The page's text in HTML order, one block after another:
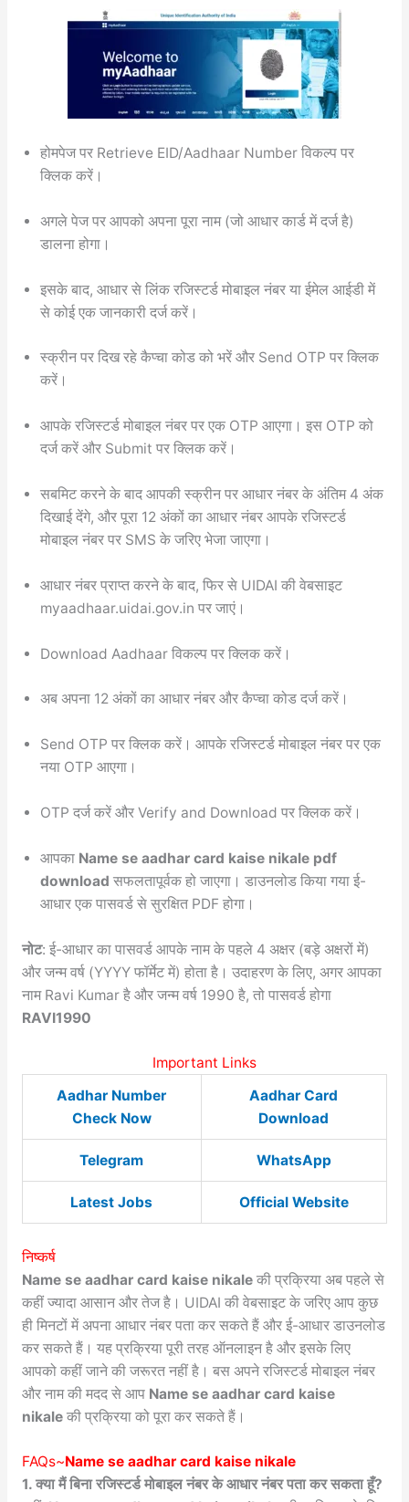
होमपेज पर Retrieve EID/Aadhaar Number विकल्प पर
क्लिक करें।
अगले पेज पर आपको अपना पूरा नाम (जो आधार कार्ड में दर्ज है)
डालना होगा।
इसके बाद, आधार से लिंक रजिस्टर्ड मोबाइल नंबर या ईमेल आईडी में
से कोई एक जानकारी दर्ज करें।
स्क्रीन पर दिख रहे कैप्चा कोड को भरें और Send OTP पर क्लिक
करें।
आपके रजिस्टर्ड मोबाइल नंबर पर एक OTP आएगा। इस OTP को
दर्ज करें और Submit पर क्लिक करें।
सबमिट करने के बाद आपकी स्क्रीन पर आधार नंबर के अंतिम 4 अंक
दिखाई देंगे, और पूरा 12 अंकों का आधार नंबर आपके रजिस्टर्ड
मोबाइल नंबर पर SMS के जरिए भेजा जाएगा।
आधार नंबर प्राप्त करने के बाद, फिर से UIDAI की वेबसाइट
myaadhaar.uidai.gov.in पर जाएं।
Download Aadhaar विकल्प पर क्लिक करें।
अब अपना 12 अंकों का आधार नंबर और कैप्चा कोड दर्ज करें।
Send OTP पर क्लिक करें। आपके रजिस्टर्ड मोबाइल नंबर पर एक
नया OTP आएगा।
OTP दर्ज करें और Verify and Download पर क्लिक करें।
आपका Name se aadhar card kaise nikale pdf
download सफलतापूर्वक हो जाएगा। डाउनलोड किया गया ई-
आधार एक पासवर्ड से सुरक्षित PDF होगा।
नोट: ई-आधार का पासवर्ड आपके नाम के पहले 4 अक्षर (बड़े अक्षरों में)
और जन्म वर्ष (YYYY फॉर्मेट में) होता है। उदाहरण के लिए, अगर आपका
नाम Ravi Kumar है और जन्म वर्ष 1990 है, तो पासवर्ड होगा
RAVI1990
Important Links
Aadhar Number
Check Now
Aadhar Card
Download
Telegram WhatsApp
Latest Jobs Official Website
निष्कर्ष
Name se aadhar card kaise nikaleकी प्रक्रिया अब पहले से
कहीं ज्यादा आसान और तेज है। UIDAI की वेबसाइट के जरिए आप कुछ
ही मिनटों में अपना आधार नंबर पता कर सकते हैं और ई-आधार डाउनलोड
कर सकते हैं। यह प्रक्रिया पूरी तरह ऑनलाइन है और इसके लिए
आपको कहीं जाने की जरूरत नहीं है। बस अपने रजिस्टर्ड मोबाइल नंबर
और नाम की मदद से आप Name se aadhar card kaise
nikaleकी प्रक्रिया को पूरा कर सकते हैं।
FAQs~Name se aadhar card kaise nikale
1. क्या मैं बिना रजिस्टर्ड मोबाइल नंबर के आधार नंबर पता कर सकता हूँ?